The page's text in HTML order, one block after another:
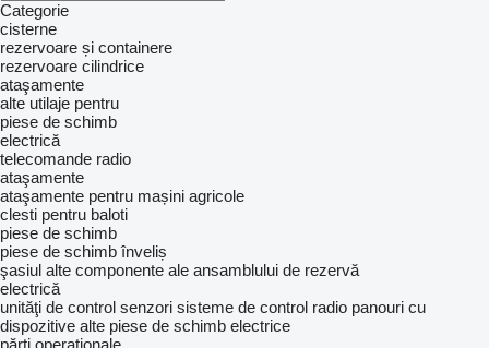
Categorie
cisterne
rezervoare și containere
rezervoare cilindrice
ataşamente
alte utilaje pentru
piese de schimb
electrică
telecomande radio
ataşamente
ataşamente pentru mașini agricole
clesti pentru baloti
piese de schimb
piese de schimb înveliș
şasiul alte componente ale ansamblului de rezervă
electrică
unităţi de control senzori sisteme de control radio panouri cu
dispozitive alte piese de schimb electrice
părți operaționale